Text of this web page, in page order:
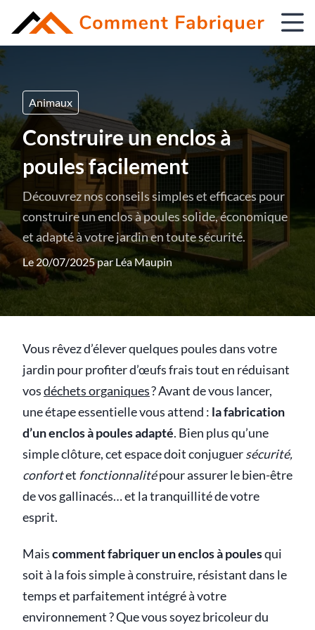
Animaux
Construire un enclos à
poules facilement
Découvrez nos conseils simples et efficaces pour
construire un enclos à poules solide, économique
et adapté à votre jardin en toute sécurité.
Le 20/07/2025 par Léa Maupin
Vous rêvez d’élever quelques poules dans votre
jardin pour profiter d’œufs frais tout en réduisant
vosdéchets organiques? Avant de vous lancer,
une étape essentielle vous attend : la fabrication
d’un enclos à poules adapté. Bien plus qu’une
simple clôture, cet espace doit conjuguersécurité,
confortet fonctionnalitépour assurer le bien-être
de vos gallinacés… et la tranquillité de votre
esprit.
Maiscomment fabriquer un enclos à poulesqui
soit à la fois simple à construire, résistant dans le
temps et parfaitement intégré à votre
environnement ? Que vous soyez bricoleur du